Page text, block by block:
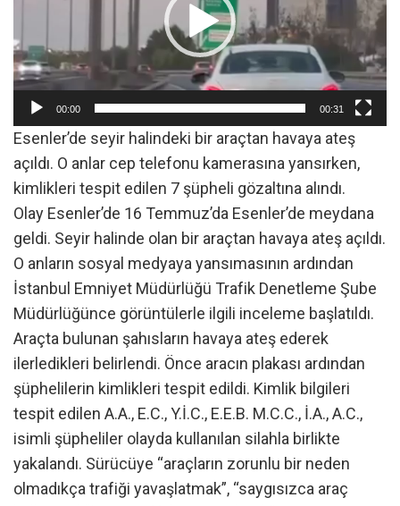
00:00 00:31
Esenler’de seyir halindeki bir araçtan havaya ateş
açıldı. O anlar cep telefonu kamerasına yansırken,
kimlikleri tespit edilen 7 şüpheli gözaltına alındı.
Olay Esenler’de 16 Temmuz’da Esenler’de meydana
geldi. Seyir halinde olan bir araçtan havaya ateş açıldı.
O anların sosyal medyaya yansımasının ardından
İstanbul Emniyet Müdürlüğü Trafik Denetleme Şube
Müdürlüğünce görüntülerle ilgili inceleme başlatıldı.
Araçta bulunan şahısların havaya ateş ederek
ilerledikleri belirlendi. Önce aracın plakası ardından
şüphelilerin kimlikleri tespit edildi. Kimlik bilgileri
tespit edilen A.A., E.C., Y.İ.C., E.E.B. M.C.C., İ.A., A.C.,
isimli şüpheliler olayda kullanılan silahla birlikte
yakalandı. Sürücüye “araçların zorunlu bir neden
olmadıkça trafiği yavaşlatmak”, “saygısızca araç